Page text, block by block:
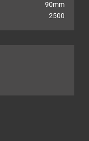
90mm
2500